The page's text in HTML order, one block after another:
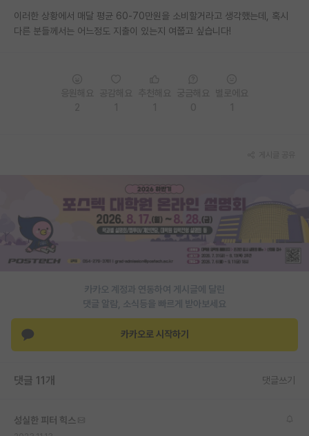
특수/전문대학원 게시판
반도체 아카데미
재팬라운지 🌸
이러한 상황에서 매달 평균 60-70만원을 소비할거라고 생각했는데, 혹시
다른 분들께서는 어느정도 지출이 있는지 여쭙고 싶습니다!
카카오 계정과 연동하여 게시글에 달린
댓글 알람, 소식등을 빠르게 받아보세요
카카오로 시작하기
댓글 11개 댓글쓰기
성실한 피터 힉스